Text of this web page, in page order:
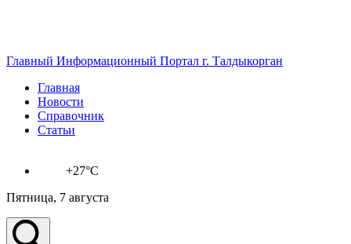
Главный Информационный Портал г. Талдыкорган
Главная
Новости
Справочник
Статьи
+27°C
Пятница, 7 августа